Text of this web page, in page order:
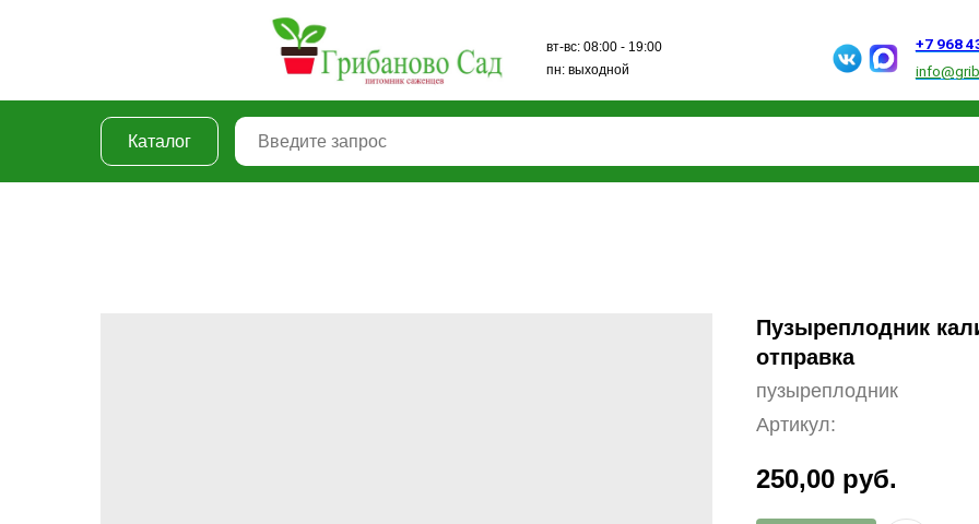
info@gribanovosad.ru
+7 968 432 15 13
вт-вс: 08:00 - 19:00
пн: выходной
Каталог
Пузыреплодник
отправка
пузыреплодник
Артикул:
250,00 руб.